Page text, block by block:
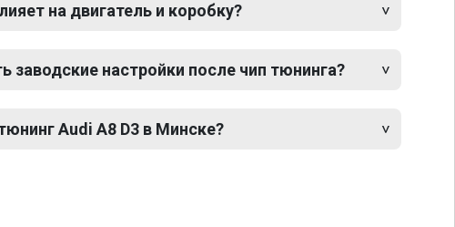
на двигатель и коробку?
заводские настройки после чип тюнинга?
Audi A8 D3 в Минске?